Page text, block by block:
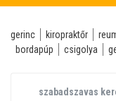
gerinc kiropraktőr
bordapúp
csigolya